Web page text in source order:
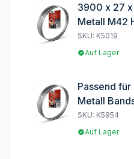
3900 x 27
Metall M42
Sägeblatt
SKU: K5019
Auf Lager
Passend
Metall
0,5 x 10 ZpZ
SKU: K5954
Auf Lager